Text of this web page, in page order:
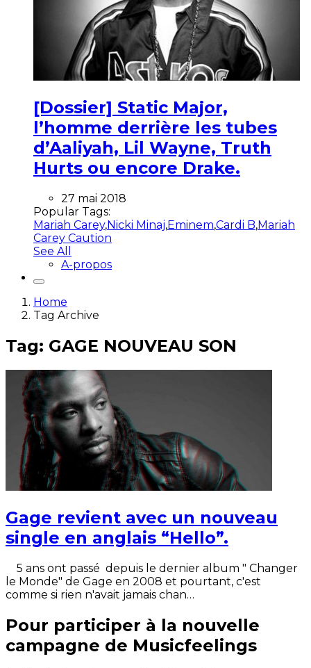
[Dossier] Static Major,
l’homme derrière les tubes
d’Aaliyah, Lil Wayne, Truth
Hurts ou encore Drake.
27 mai 2018
Popular Tags:
Mariah Carey,Nicki Minaj,Eminem,Cardi B,Mariah
Carey Caution
See All
A-propos
Home
Tag Archive
Tag: GAGE NOUVEAU SON
Gage revient avec un nouveau
single en anglais “Hello”.
5 ans ont passé depuis le dernier album " Changer
le Monde" de Gage en 2008 et pourtant, c'est
comme si rien n'avait jamais chan…
Pour participer à la nouvelle
campagne de Musicfeelings